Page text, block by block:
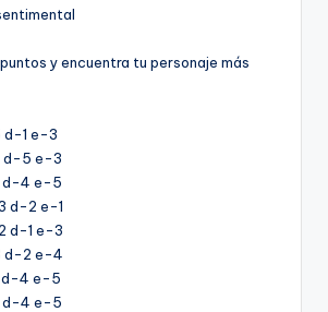
y encuentra tu personaje más
1 e-3
d-5 e-3
d-4 e-5
d-2 e-1
d-1 e-3
d-2 e-4
d-4 e-5
d-4 e-5